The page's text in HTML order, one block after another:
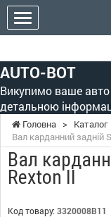
AUTO-BOT
Викупимо ваше авто
детальною
Головна > Каталог
Вал карданний задній
Вал
Rexton II
Код товару: 3320008B11